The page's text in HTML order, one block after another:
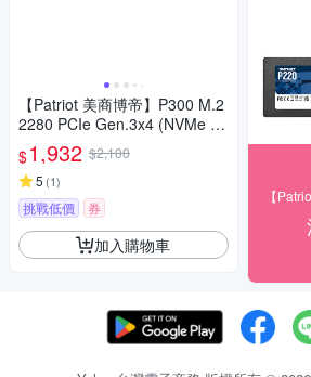
【Patriot 美商博帝】P300 M.2
2280 PCIe Gen.3x4 (NVMe 1.
3) 128GB 固態硬碟
$1,932 $2,100
5 (1)
挑戰低價 券
加入購物車
【